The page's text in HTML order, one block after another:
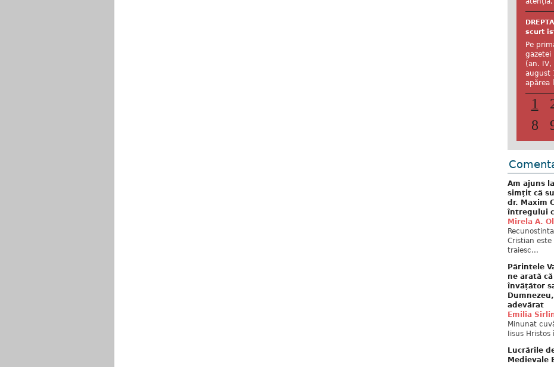
scurt
Pe
gazetei
(an.
august
apărea
1
8
Am ajuns
simțit că
dr. Maxim
întregului
Mirela A.
Cristian
traiesc...
Părintele
ne arată
învățător
adevărat
Emilia
Minunat
Iisus
Lucrările